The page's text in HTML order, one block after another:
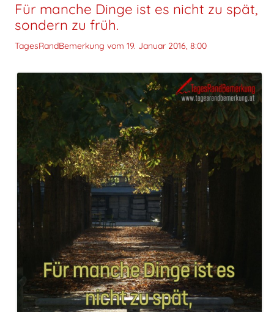
Für manche Dinge ist es nicht zu spät,
sondern zu früh.
TagesRandBemerkung vom 19. Januar 2016, 8:00